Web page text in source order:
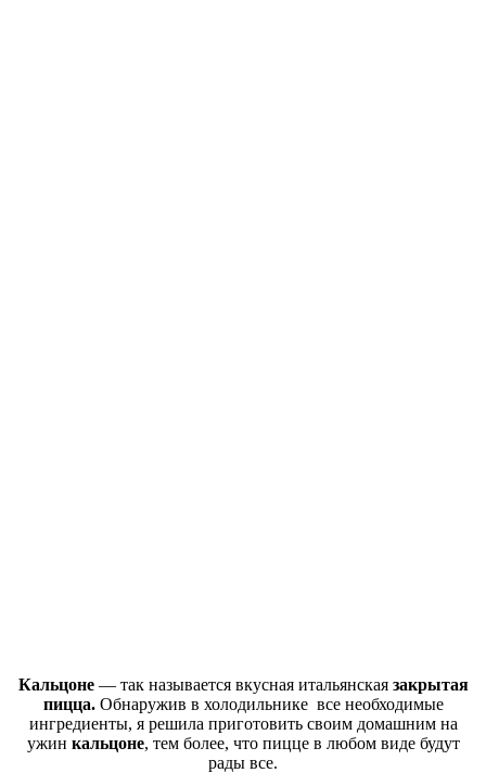
Кальцоне— так называется вкусная итальянская закрытая
пицца. Обнаружив в холодильнике все необходимые
ингредиенты, я решила приготовить своим домашним на
ужин кальцоне, тем более, что пицце в любом виде будут
рады все.